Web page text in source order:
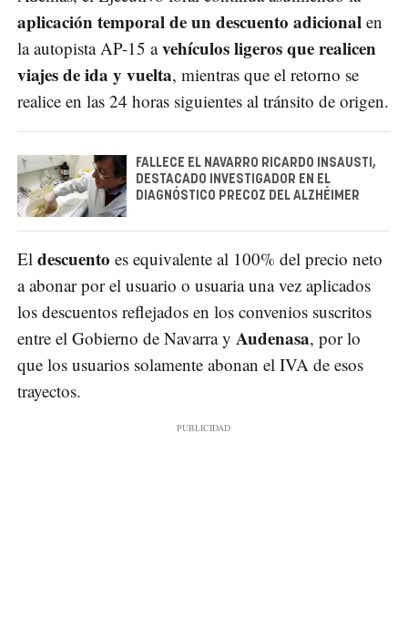
aplicación temporal de un descuento adicional en
la autopista AP-15 avehículos ligeros que realicen
viajes de ida y vuelta, mientras que el retorno se
realice en las 24 horas siguientes al tránsito de origen.
FALLECE EL NAVARRO RICARDO INSAUSTI,
DESTACADO INVESTIGADOR EN EL
DIAGNÓSTICO PRECOZ DEL ALZHÉIMER
El descuento es equivalente al 100% del precio neto
a abonar por el usuario o usuaria una vez aplicados
los descuentos reflejados en los convenios suscritos
entre el Gobierno de Navarra y Audenasa, por lo
que los usuarios solamente abonan el IVA de esos
trayectos.